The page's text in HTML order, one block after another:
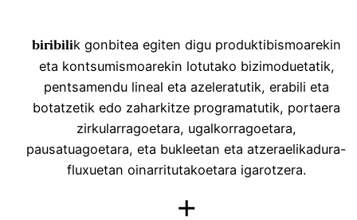
biribilik gonbitea egiten digu produktibismoarekin
eta kontsumismoarekin lotutako bizimoduetatik,
pentsamendu lineal eta azeleratutik, erabili eta
botatzetik edo zaharkitze programatutik, portaera
zirkularragoetara, ugalkorragoetara,
pausatuagoetara, eta bukleetan eta atzeraelikadura-
fluxuetan oinarritutakoetara igarotzera.
+